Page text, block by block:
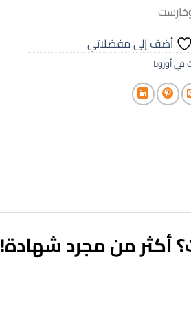
أضف إلى مفضلاتي
في أوروبا
أكثر من مجرد شهادة!